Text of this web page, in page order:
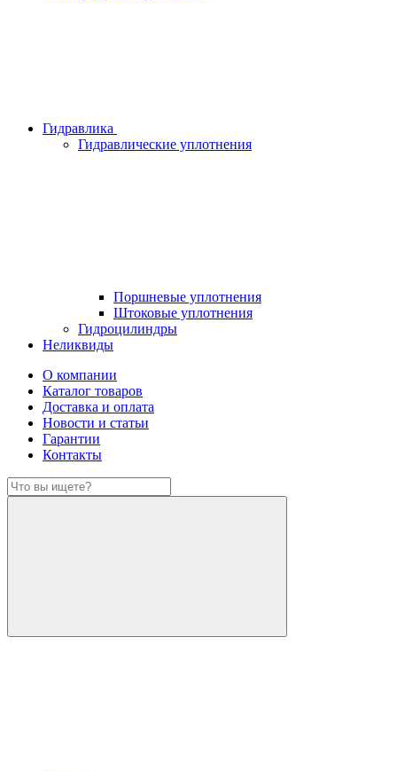
Гидравлика
Гидравлические уплотнения
Поршневые уплотнения
Штоковые уплотнения
Гидроцилиндры
Неликвиды
О компании
Каталог товаров
Доставка и оплата
Новости и статьи
Гарантии
Контакты